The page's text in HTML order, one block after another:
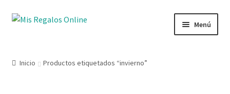
Menú
Inicio Productos etiquetados “invierno”